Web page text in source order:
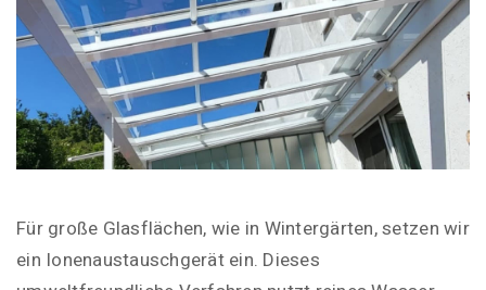
Für große Glasflächen, wie in Wintergärten, setzen wir
ein Ionenaustauschgerät ein. Dieses